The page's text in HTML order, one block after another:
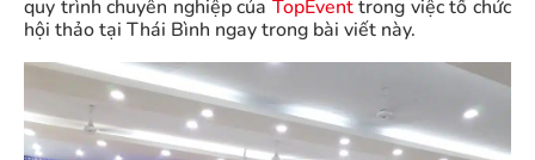
quy trình chuyên nghiệp của TopEventtrong việc tổ chức
hội thảo tại Thái Bình ngay trong bài viết này.